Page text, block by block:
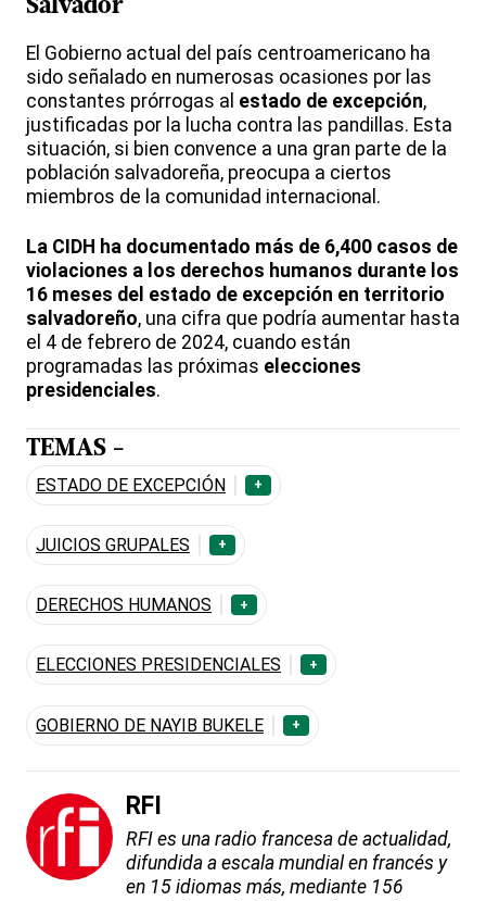
Salvador
El Gobierno actual del país centroamericano ha
sido señalado en numerosas ocasiones por las
constantes prórrogas al estado de excepción,
justificadas por la lucha contra las pandillas. Esta
situación, si bien convence a una gran parte de la
población salvadoreña, preocupa a ciertos
miembros de la comunidad internacional.
La CIDH ha documentado más de 6,400 casos de
violaciones a los derechos humanos durante los
16 meses del estado de excepción en territorio
salvadoreño, una cifra que podría aumentar hasta
el 4 de febrero de 2024, cuando están
programadas las próximas elecciones
presidenciales.
TEMAS -
ESTADO DE EXCEPCIÓN +
JUICIOS GRUPALES +
DERECHOS HUMANOS +
ELECCIONES PRESIDENCIALES +
GOBIERNO DE NAYIB BUKELE +
RFI
RFI es una radio francesa de actualidad,
difundida a escala mundial en francés y
en 15 idiomas más, mediante 156